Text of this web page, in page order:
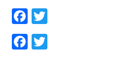
Facebook
Facebook